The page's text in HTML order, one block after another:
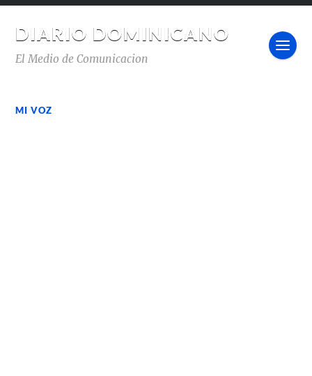
DIARIO DOMINICANO
El Medio de Comunicacion
MI VOZ